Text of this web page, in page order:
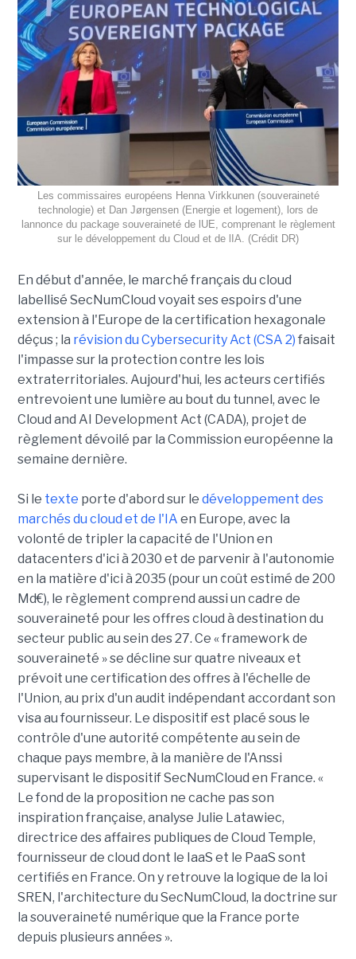
Les commissaires européens Henna Virkkunen (souveraineté
technologie) et Dan Jørgensen (Energie et logement), lors de
lannonce du package souveraineté de lUE, comprenant le règlement
sur le développement du Cloud et de lIA. (Crédit DR)
En début d'année, le marché français du cloud
labellisé SecNumCloud voyait ses espoirs d'une
extension à l'Europe de la certification hexagonale
déçus ; la révision du Cybersecurity Act (CSA 2) faisait
l'impasse sur la protection contre les lois
extraterritoriales. Aujourd'hui, les acteurs certifiés
entrevoient une lumière au bout du tunnel, avec le
Cloud and AI Development Act (CADA), projet de
règlement dévoilé par la Commission européenne la
semaine dernière.
Si le texte porte d'abord sur le développement des
marchés du cloud et de l'IA en Europe, avec la
volonté de tripler la capacité de l'Union en
datacenters d'ici à 2030 et de parvenir à l'autonomie
en la matière d'ici à 2035 (pour un coût estimé de 200
Md€), le règlement comprend aussi un cadre de
souveraineté pour les offres cloud à destination du
secteur public au sein des 27. Ce « framework de
souveraineté » se décline sur quatre niveaux et
prévoit une certification des offres à l'échelle de
l'Union, au prix d'un audit indépendant accordant son
visa au fournisseur. Le dispositif est placé sous le
contrôle d'une autorité compétente au sein de
chaque pays membre, à la manière de l'Anssi
supervisant le dispositif SecNumCloud en France. «
Le fond de la proposition ne cache pas son
inspiration française, analyse Julie Latawiec,
directrice des affaires publiques de Cloud Temple,
fournisseur de cloud dont le IaaS et le PaaS sont
certifiés en France. On y retrouve la logique de la loi
SREN, l'architecture du SecNumCloud, la doctrine sur
la souveraineté numérique que la France porte
depuis plusieurs années ».